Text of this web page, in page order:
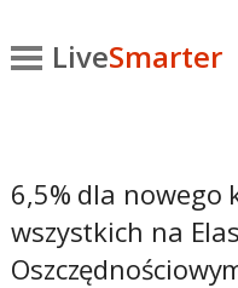
LiveSmarter
6,5% dla nowego
wszystkich na